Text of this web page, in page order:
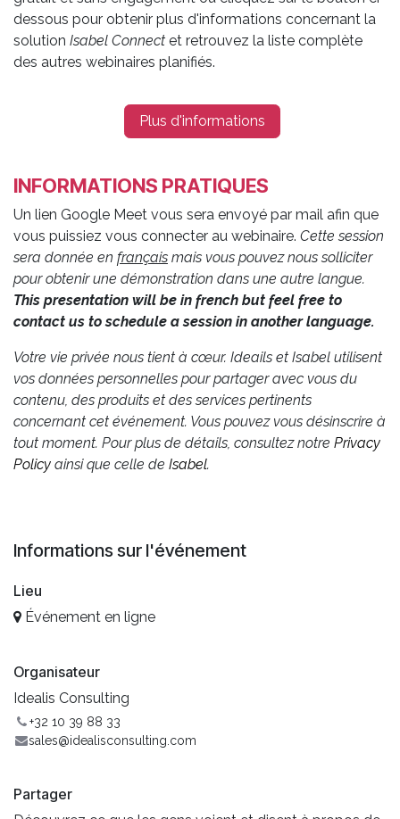
dessous pour obtenir plus d'informations concernant la
solution Isabel Connect et retrouvez la liste complète
des autres webinaires planifiés.
Plus d'informations
INFORMATIONS PRATIQUES
Un lien Google Meet vous sera envoyé par mail afin que
vous puissiez vous connecter au webinaire. Cette session
sera donnée en français mais vous pouvez nous solliciter
pour obtenir une démonstration dans une autre langue.
This presentation will be in french but feel free to
contact us to schedule a session in another language.
Votre vie privée nous tient à cœur. Ideails et Isabel utilisent
vos données personnelles pour partager avec vous du
contenu, des produits et des services pertinents
concernant cet événement. Vous pouvez vous désinscrire à
tout moment. Pour plus de détails, consultez notre Privacy
Policy ainsi que celle de Isabel.
Informations sur l'événement
Lieu
Événement en ligne
Organisateur
Idealis Consulting
+32 10 39 88 33
sales@idealisconsulting.com
Partager